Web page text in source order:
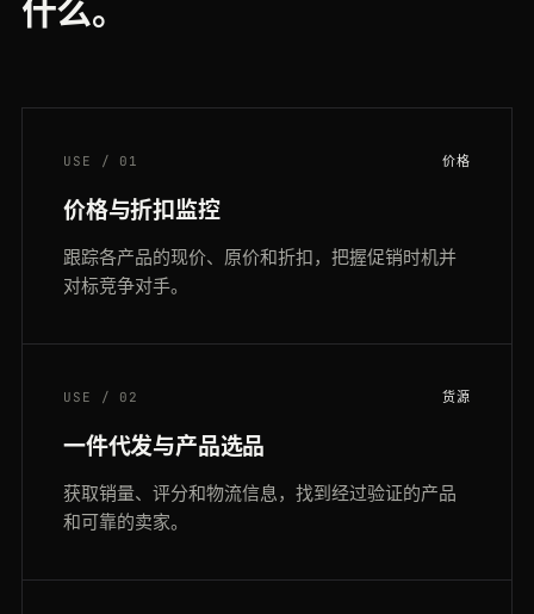
什么。
USE / 01 价格
价格与折扣监控
跟踪各产品的现价、原价和折扣，把握促销时机并
对标竞争对手。
USE / 02 货源
一件代发与产品选品
获取销量、评分和物流信息，找到经过验证的产品
和可靠的卖家。